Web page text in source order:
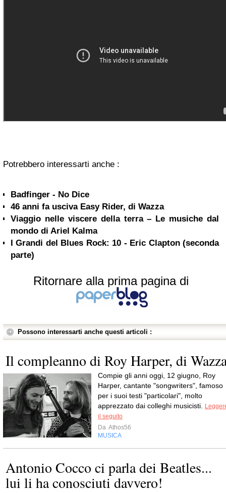
Potrebbero interessarti anche :
Badfinger - No Dice
46 anni fa usciva Easy Rider, di Wazza
Viaggio nelle viscere della terra – Le musiche dal
mondo di Ariel Kalma
I Grandi del Blues Rock: 10 - Eric Clapton (seconda
parte)
Ritornare alla prima pagina di
Possono interessarti anche questi articoli :
Il compleanno di Roy Harper, di
Compie gli anni oggi, 12 giugno, Roy
Harper, cantante "songwriters", famoso
per i suoi testi "particolari", molto
apprezzato dai colleghi musicisti.
il seguito
Da Athos56
MUSICA
Antonio Cocco ci parla dei Beatles...
lui li ha conosciuti davvero!